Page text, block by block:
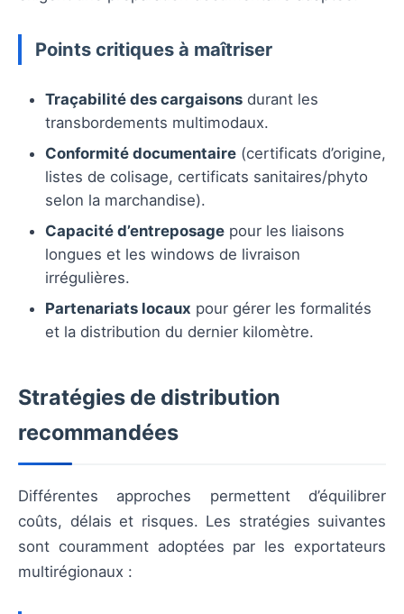
Points critiques à maîtriser
Traçabilité des cargaisons durant les
transbordements multimodaux.
Conformité documentaire (certificats d’origine,
listes de colisage, certificats sanitaires/phyto
selon la marchandise).
Capacité d’entreposage pour les liaisons
longues et les windows de livraison
irrégulières.
Partenariats locaux pour gérer les formalités
et la distribution du dernier kilomètre.
Stratégies de distribution
recommandées
Différentes approches permettent d’équilibrer
coûts, délais et risques. Les stratégies suivantes
sont couramment adoptées par les exportateurs
multirégionaux :